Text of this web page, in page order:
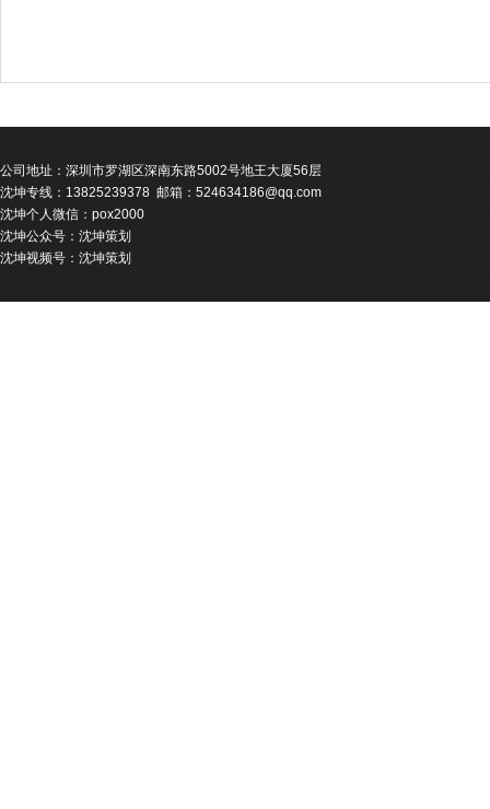
公司地址： 深圳市罗湖区深南东路5002号地王大厦56层
沈坤专线：13825239378 邮箱：524634186@qq.com
沈坤个人微信：pox2000
沈坤公众号：沈坤策划
沈坤视频号：沈坤策划